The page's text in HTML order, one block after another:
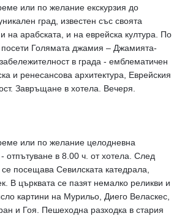
или по желание екскурзия до
град, известен със своята
на арабската, и на еврейска култура. По
Голямата джамия – Джамията-
в града - емблематичен
и ренесансова архитектура, Еврейския
Завръщане в хотела. Вечеря.
или по желание целодневна
отпътуване в 8.00 ч. от хотела. След
посещава Севилската катедрала,
В църквата се пазят немалко реликви и
картини на Мурильо, Диего Веласкес,
и Гоя. Пешеходна разходка в стария